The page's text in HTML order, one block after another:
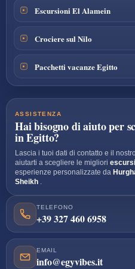
Escursioni El Alamein
Crociere sul Nilo
Pacchetti vacanze Egitto
ASSISTENZA
Hai bisogno di aiuto per
in Egitto?
Lascia i tuoi dati di contatto e il
aiutarti a scegliere le migliori
esperienze personalizzate da
Sheikh
TELEFONO
+39 327 460 6958
EMAIL
info@egyvibes.it